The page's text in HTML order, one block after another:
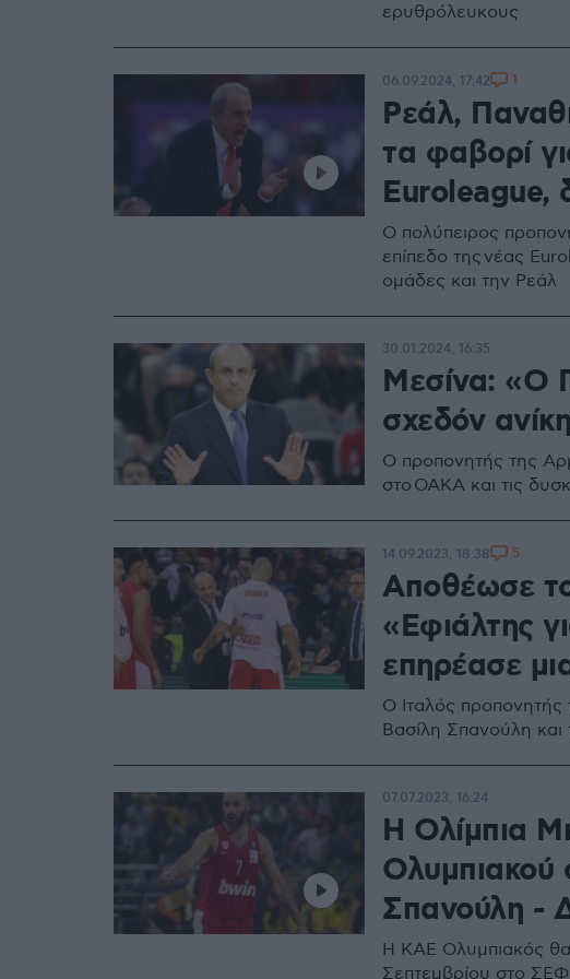
ερυθρόλευκους
Ρεάλ,
τα φαβορί
Euroleague,
Ο πολύπειρος
επίπεδο της νέας
ομάδες και την Ρεάλ
06.09.2024, 17:42 1
Μεσίνα: «Ο
σχεδόν
Ο προπονητής της
στο ΟΑΚΑ και τις
30.01.2024, 16:35
Αποθέωσε
«Εφιάλτης
επηρέασε
Ο Ιταλός
Βασίλη Σπανούλη και
14.09.2023, 18:38 5
Η Ολίμπια
Ολυμπιακού
Σπανούλη -
Η ΚΑΕ Ολυμπιακός θα
Σεπτεμβρίου στο ΣΕΦ
07.07.2023, 16:24